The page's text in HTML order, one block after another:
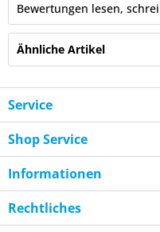
Bewertungen lesen,
Ähnliche Artikel
Service
Shop Service
Informationen
Rechtliches